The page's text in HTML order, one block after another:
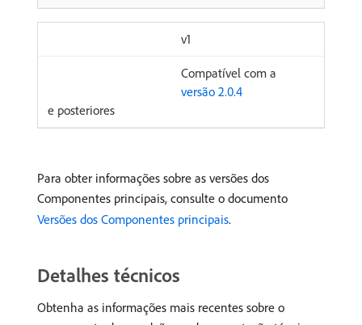
v1
Compatível com a
versão 2.0.4
e posteriores
Para obter informações sobre as versões dos
Componentes principais, consulte o documento
Versões dos Componentes principais.
Detalhes técnicos
Obtenha as informações mais recentes sobre o